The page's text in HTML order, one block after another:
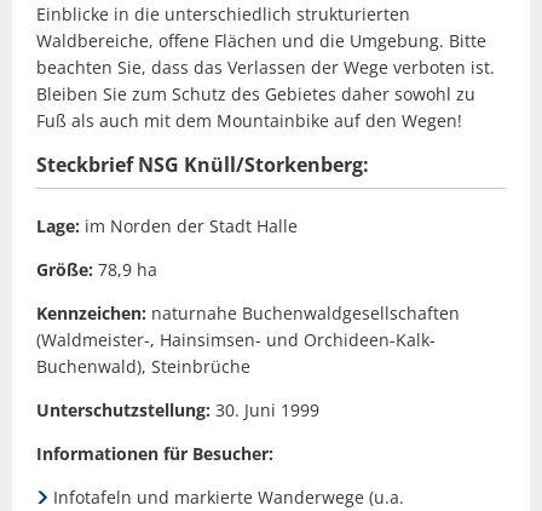
Einblicke in die unterschiedlich strukturierten
Waldbereiche, offene Flächen und die Umgebung. Bitte
beachten Sie, dass das Verlassen der Wege verboten ist.
Bleiben Sie zum Schutz des Gebietes daher sowohl zu
Fuß als auch mit dem Mountainbike auf den Wegen!
Steckbrief NSG Knüll/Storkenberg:
Lage: im Norden der Stadt Halle
Größe: 78,9 ha
Kennzeichen: naturnahe Buchenwaldgesellschaften
(Waldmeister-, Hainsimsen- und Orchideen-Kalk-
Buchenwald), Steinbrüche
Unterschutzstellung: 30. Juni 1999
Informationen für Besucher:
Infotafeln und markierte Wanderwege (u.a.